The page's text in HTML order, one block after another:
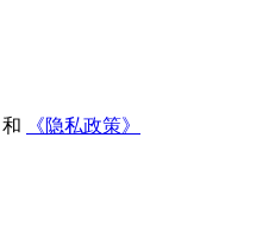
和 《隐私政策》